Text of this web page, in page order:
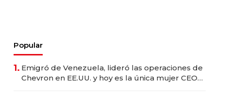
Popular
1. Emigró de Venezuela, lideró las operaciones de
Chevron en EE.UU. y hoy es la única mujer CEO